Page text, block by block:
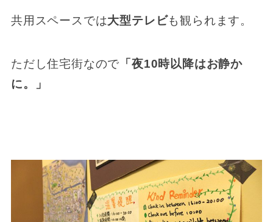
共用スペースでは大型テレビも観られます。
ただし住宅街なので 「夜10時以降はお静か
に。」